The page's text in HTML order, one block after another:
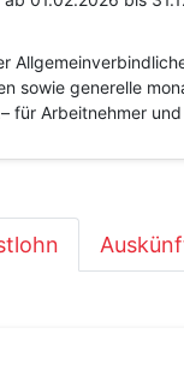
sowie generelle
für Arbeitnehmer